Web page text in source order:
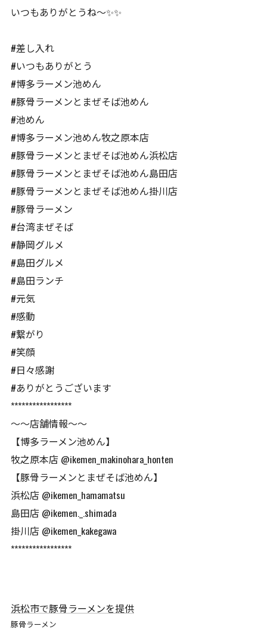
いつもありがとうね〜✨✨
#差し入れ
#いつもありがとう
#博多ラーメン池めん
#豚骨ラーメンとまぜそば池めん
#池めん
#博多ラーメン池めん牧之原本店
#豚骨ラーメンとまぜそば池めん浜松店
#豚骨ラーメンとまぜそば池めん島田店
#豚骨ラーメンとまぜそば池めん掛川店
#豚骨ラーメン
#台湾まぜそば
#静岡グルメ
#島田グルメ
#島田ランチ
#元気
#感動
#繋がり
#笑顔
#日々感謝
#ありがとうございます
*****************
〜〜店舗情報〜〜
【博多ラーメン池めん】
牧之原本店 @ikemen_makinohara_honten
【豚骨ラーメンとまぜそば池めん】
浜松店 @ikemen_hamamatsu
島田店 @ikemen._.shimada
掛川店 @ikemen_kakegawa
*****************
浜松市で豚骨ラーメンを提供
豚骨ラーメン